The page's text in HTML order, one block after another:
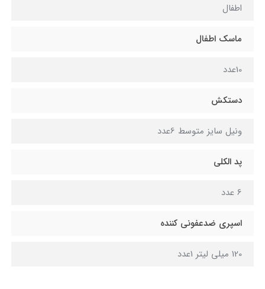
اطفال
ماسک اطفال
10عدد
دستکش
ونیل سایز متوسط 6عدد
پد الکلی
6 عدد
اسپری ضدعفونی کننده
120 میلی لیتر 1عدد